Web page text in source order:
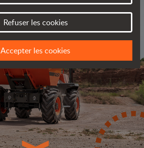
Refuser les cookies
Accepter les cookies